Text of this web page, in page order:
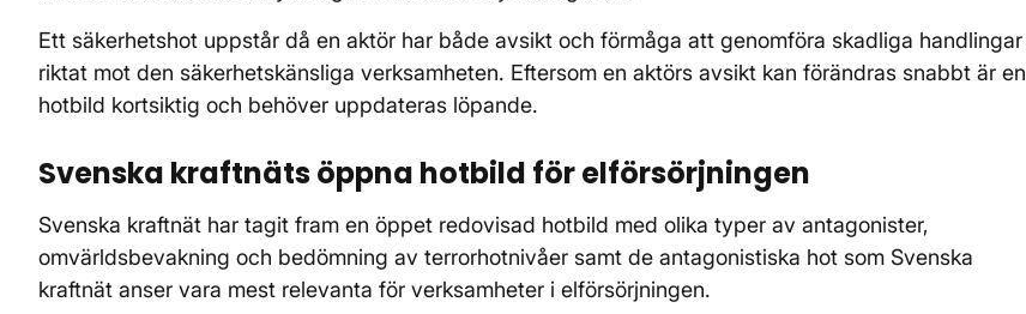
Ett säkerhetshot uppstår då en aktör har både avsikt och förmåga att genomföra skadliga handlingar
riktat mot den säkerhetskänsliga verksamheten. Eftersom en aktörs avsikt kan förändras snabbt är en
hotbild kortsiktig och behöver uppdateras löpande.
Svenska kraftnäts öppna hotbild för elförsörjningen
Svenska kraftnät har tagit fram en öppet redovisad hotbild med olika typer av antagonister,
omvärldsbevakning och bedömning av terrorhotnivåer samt de antagonistiska hot som Svenska
kraftnät anser vara mest relevanta för verksamheter i elförsörjningen.